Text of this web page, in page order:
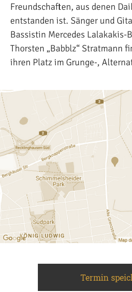
Freundschaften, aus denen
entstanden ist. Sänger und
Bassistin Mercedes Lalakakis-
Thorsten „Babblz“ Stratmann
ihren Platz im Grunge-,
Termin